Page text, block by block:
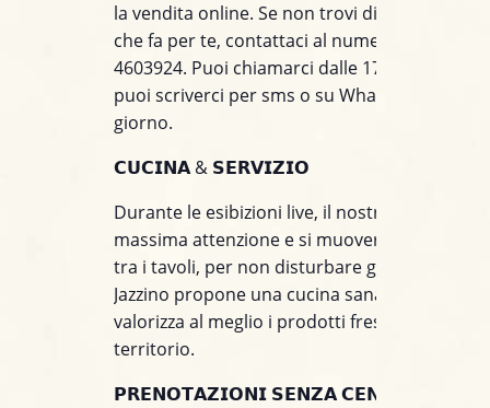
la vendita online. Se non trovi disponibile il
che fa per te, contattaci al numero +39 391
4603924. Puoi chiamarci dalle 17 alle 21,
puoi scriverci per sms o su WhatsApp tutto il
giorno.
𝗖𝗨𝗖𝗜𝗡𝗔 & 𝗦𝗘𝗥𝗩𝗜𝗭𝗜𝗢
Durante le esibizioni live, il nostro staff
massima attenzione e si muoverà con
tra i tavoli, per non disturbare gli artisti sul
Jazzino propone una cucina sana e creativa
valorizza al meglio i prodotti freschi e
territorio.
𝗣𝗥𝗘𝗡𝗢𝗧𝗔𝗭𝗜𝗢𝗡𝗜 𝗦𝗘𝗡𝗭𝗔 𝗖𝗘𝗡𝗔